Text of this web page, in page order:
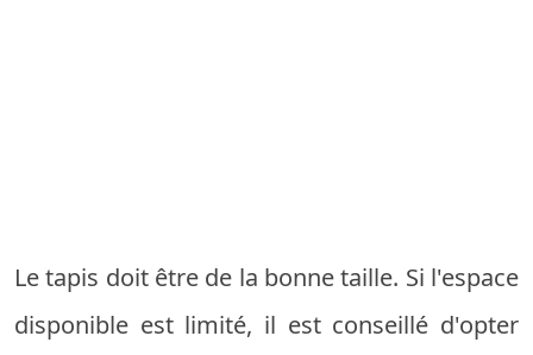
Le tapis doit être de la bonne taille. Si l'espace
disponible est limité, il est conseillé d'opter